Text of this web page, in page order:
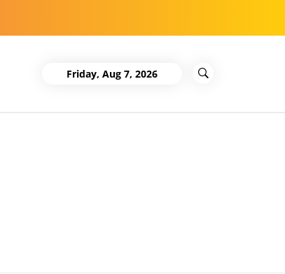
Friday, Aug 7, 2026